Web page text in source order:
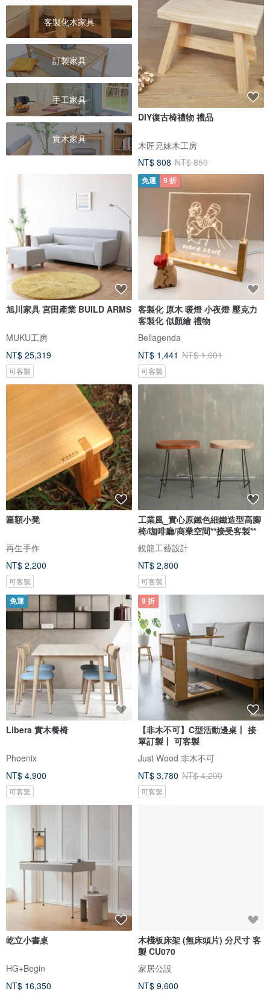
客製化木家具
訂製家具
手工家具
實木家具
DIY復古椅禮物 禮品
木匠兄妹木工房
NT$ 808 NT$ 850
旭川家具 宮田產業 BUILD ARMS
MUKU工房
NT$ 25,319
可客製
免運 9 折
客製化 原木 暖燈 小夜燈 壓克力
客製化 似顏繪 禮物
Bellagenda
NT$ 1,441 NT$ 1,601
可客製
匾額小凳
再生手作
NT$ 2,200
可客製
工業風_實心原鐵色細鐵造型高腳
椅/咖啡廳/商業空間**接受客製**
銳龍工藝設計
NT$ 2,800
可客製
免運
Libera 實木餐椅
Phoenix
NT$ 4,900
可客製
9 折
【非木不可】C型活動邊桌丨 接
單訂製丨 可客製
Just Wood 非木不可
NT$ 3,780 NT$ 4,200
可客製
屹立小書桌
HG+Begin
NT$ 16,350
木棧板床架 (無床頭片) 分尺寸 客
製 CU070
家居公設
NT$ 9,600